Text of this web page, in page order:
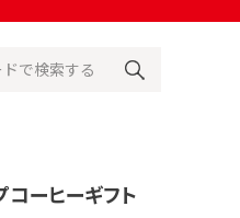
コーヒーギフト